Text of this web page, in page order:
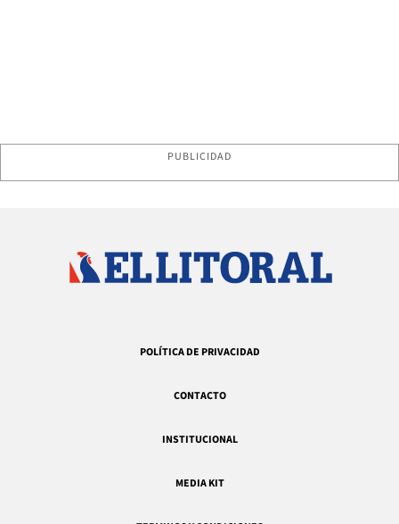
PUBLICIDAD
POLÍTICA DE PRIVACIDAD
CONTACTO
INSTITUCIONAL
MEDIA KIT